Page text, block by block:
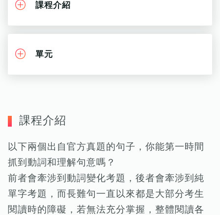
課程介紹
單元
課程介紹
以下兩個出自官方真題的句子，你能第一時間
抓到動詞和理解句意嗎？
前者會牽涉到動詞變化考題，後者會牽涉到純
單字考題，而長難句一直以來都是大部分考生
閱讀時的障礙，若無法充分掌握，整體閱讀各